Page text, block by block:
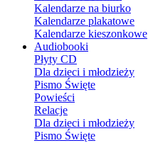
Kalendarze na biurko
Kalendarze plakatowe
Kalendarze kieszonkowe
Audiobooki
Płyty CD
Dla dzieci i młodzieży
Pismo Święte
Powieści
Relacje
Dla dzieci i młodzieży
Pismo Święte